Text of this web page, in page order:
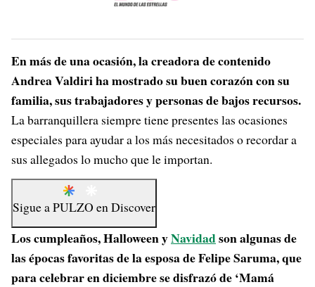
En más de una ocasión, la creadora de contenido
Andrea Valdiri ha mostrado su buen corazón con su
familia, sus trabajadores y personas de bajos recursos.
La barranquillera siempre tiene presentes las ocasiones
especiales para ayudar a los más necesitados o recordar a
sus allegados lo mucho que le importan.
Sigue aPULZO enDiscover
Los cumpleaños, Halloween yNavidadson algunas de
las épocas favoritas de la esposa de Felipe Saruma, que
para celebrar en diciembre se disfrazó de ‘Mamá